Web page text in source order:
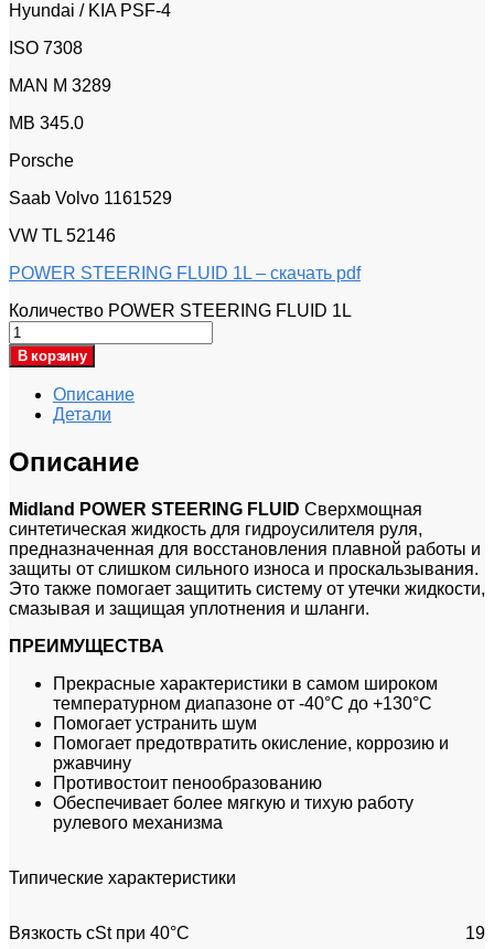
Hyundai / KIA PSF-4
ISO 7308
MAN M 3289
MB 345.0
Porsche
Saab Volvo 1161529
VW TL 52146
POWER STEERING FLUID 1L – скачать pdf
Количество POWER STEERING FLUID 1L
В корзину
Описание
Детали
Описание
Midland POWER STEERING FLUID Сверхмощная
синтетическая жидкость для гидроусилителя руля,
предназначенная для восстановления плавной работы и
защиты от слишком сильного износа и проскальзывания.
Это также помогает защитить систему от утечки жидкости,
смазывая и защищая уплотнения и шланги.
ПРЕИМУЩЕСТВА
Прекрасные характеристики в самом широком
температурном диапазоне от -40°С до +130°С
Помогает устранить шум
Помогает предотвратить окисление, коррозию и
ржавчину
Противостоит пенообразованию
Обеспечивает более мягкую и тихую работу
рулевого механизма
Типические характеристики
Вязкость cSt при 40°C 19